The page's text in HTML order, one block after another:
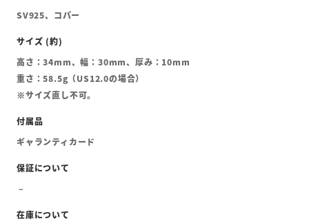
SV925、コパー
高さ：34mm、幅：30mm、厚み：10mm
重さ：58.5g（US12.0の場合）
※サイズ直し不可。
ギャランティカード